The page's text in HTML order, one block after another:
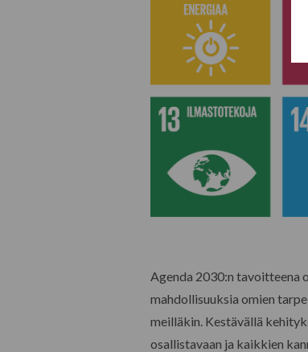
Agenda 2030:n tavoitteena
mahdollisuuksia omien
meilläkin. Kestävällä
osallistavaan ja kaikkien